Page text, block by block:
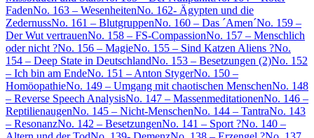
FadenNo. 163 – WesenheitenNo. 162- Ägypten und die
ZedernussNo. 161 – BlutgruppenNo. 160 – Das ´Amen´No. 159 –
Der Wut vertrauenNo. 158 – FS-CompassionNo. 157 – Menschlich
oder nicht ?No. 156 – MagieNo. 155 – Sind Katzen Aliens ?No.
154 – Deep State in DeutschlandNo. 153 – Besetzungen (2)No. 152
– Ich bin am EndeNo. 151 – Anton StygerNo. 150 –
HomöopathieNo. 149 – Umgang mit chaotischen MenschenNo. 148
– Reverse Speech AnalysisNo. 147 – MassenmeditationenNo. 146 –
ReptilienaugenNo. 145 – Nicht-MenschenNo. 144 – TantraNo. 143
– ResonanzNo. 142 – BesetzungenNo. 141 – Sport ?No. 140 –